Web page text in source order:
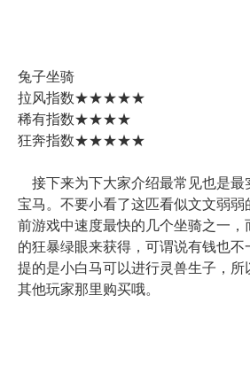
兔子坐骑
拉风指数★★★★★
稀有指数★★★★
狂奔指数★★★★★
接下来为下大家介绍最常见也是
宝马。不要小看了这匹看似文文弱弱
前游戏中速度最快的几个坐骑之一，
的狂暴绿眼来获得，可谓说有钱也不
提的是小白马可以进行灵兽生子，所
其他玩家那里购买哦。